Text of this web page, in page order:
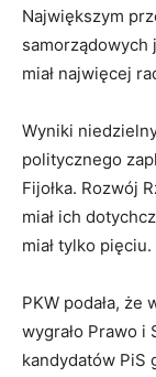
Największym
samorządowych
miał najwięcej
Wyniki
politycznego
Fijołka. Rozwój
miał ich
miał tylko pięciu.
PKW podała, że
wygrało Prawo
kandydatów PiS